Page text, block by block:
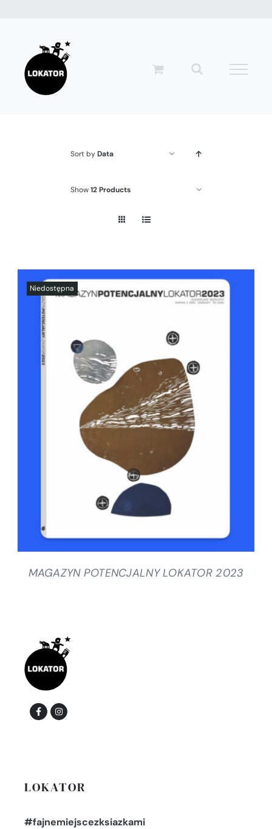
zawartości
Sort byData
Show12 Products
SZCZEGÓŁY
MAGAZYN POTENCJALNY LOKATOR 2023
LOKATOR
#fajnemiejscezksiazkami